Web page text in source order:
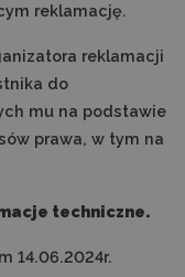
reklamację.
reklamacji
do
mu na podstawie
prawa, w tym na
techniczne.
14.06.2024r.